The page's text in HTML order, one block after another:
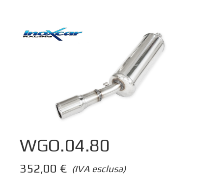
WGO.04.80
(IVA esclusa)
352,00 €